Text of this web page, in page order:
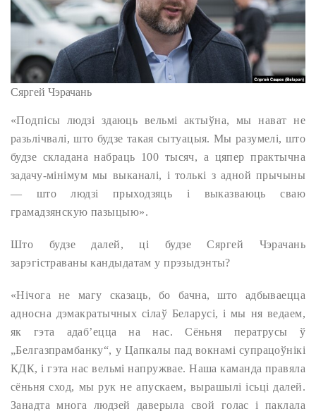
Сяргей Чэрачань
«Подпісы людзі здаюць вельмі актыўна, мы нават не
разьлічвалі, што будзе такая сытуацыя. Мы разумелі, што
будзе складана набраць 100 тысяч, а цяпер практычна
задачу-мінімум мы выканалі, і толькі з адной прычыны
— што людзі прыходзяць і выказваюць сваю
грамадзянскую пазыцыю».
Што будзе далей, ці будзе Сяргей Чэрачань
зарэгістраваны кандыдатам у прэзыдэнты?
«Нічога не магу сказаць, бо бачна, што адбываецца
адносна дэмакратычных сілаў Беларусі, і мы ня ведаем,
як гэта адаб’ецца на нас. Сёньня ператрусы ў
„Белгазпрамбанку“, у Цапкалы пад вокнамі супрацоўнікі
КДК, і гэта нас вельмі напружвае. Наша каманда правяла
сёньня сход, мы рук не апускаем, вырашылі ісьці далей.
Занадта многа людзей даверыла свой голас і паклала